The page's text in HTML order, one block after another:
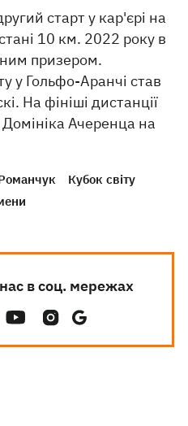
старт у кар'єрі на
10 км. 2022 року в
призером.
у Гольфо-Аранчі став
На фініші дистанції
Домініка Ачеренца на
Кубок світу
в соц. мережах